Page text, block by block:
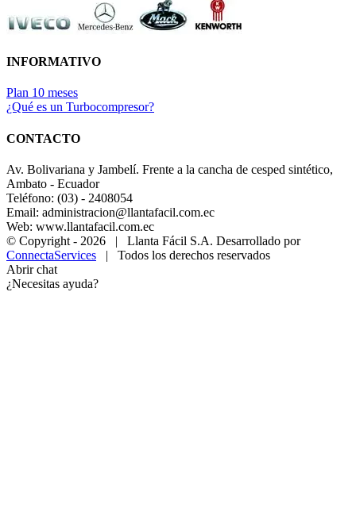
INFORMATIVO
Plan 10 meses
¿Qué es un Turbocompresor?
CONTACTO
Av. Bolivariana y Jambelí. Frente a la cancha de cesped sintético,
Ambato - Ecuador
Teléfono: (03) - 2408054
Email: administracion@llantafacil.com.ec
Web: www.llantafacil.com.ec
© Copyright - 2026 | Llanta Fácil S.A. Desarrollado por
ConnectaServices | Todos los derechos reservados
Abrir chat
¿Necesitas ayuda?